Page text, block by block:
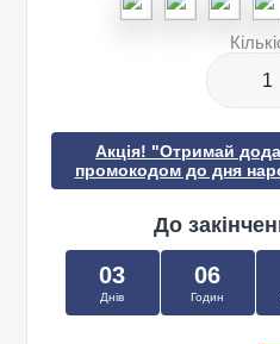
Акція! "Отримай
промокодом до дня
До
03
Днів
06
Годин